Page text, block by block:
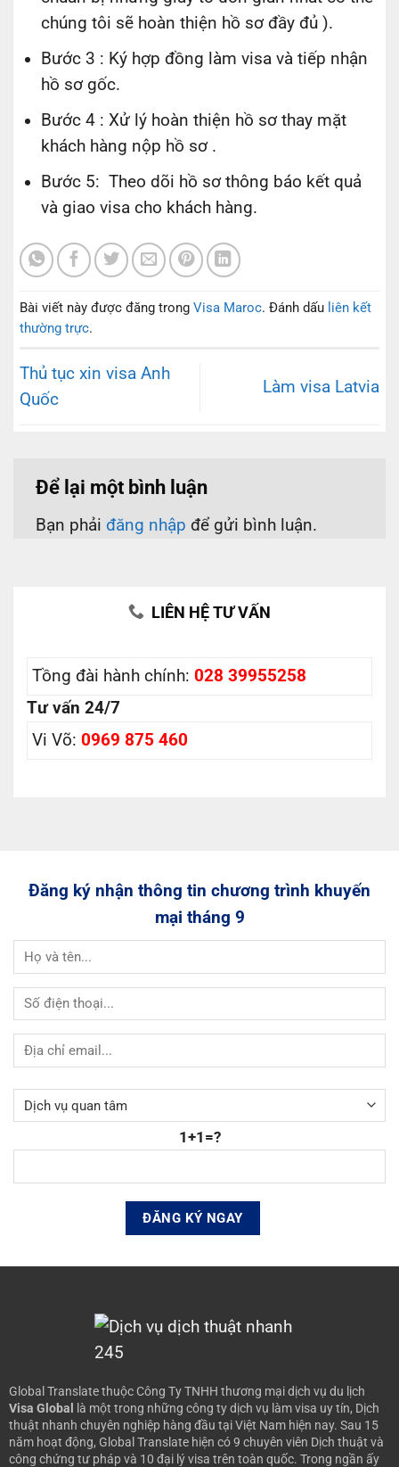
chúng tôi sẽ hoàn thiện hồ sơ đầy đủ ).
Bước 3 : Ký hợp đồng làm visa và tiếp nhận
hồ sơ gốc.
Bước 4 : Xử lý hoàn thiện hồ sơ thay mặt
khách hàng nộp hồ sơ .
Bước 5: Theo dõi hồ sơ thông báo kết quả
và giao visa cho khách hàng.
Bài viết này được đăng trong Visa Maroc. Đánh dấu liên kết
thường trực.
Thủ tục xin visa Anh
Quốc
Làm visa Latvia
Để lại một bình luận
Bạn phải đăng nhập để gửi bình luận.
LIÊN HỆ TƯ VẤN
Tồng đài hành chính: 028 39955258
Tư vấn 24/7
Vi Võ: 0969 875 460
Đăng ký nhận thông tin chương trình khuyến
mại tháng 9
1+1=?
Global Translate thuộc Công Ty TNHH thương mại dịch vụ du lịch
Visa Global
là một trong những công ty dịch vụ làm visa uy tín, Dịch
thuật nhanh chuyên nghiệp hàng đầu tại Việt Nam hiện nay. Sau 15
năm hoạt động, Global Translate hiện có 9 chuyên viên Dịch thuật và
công chứng tư pháp và 10 đại lý visa trên toàn quốc. Trong ngần ấy